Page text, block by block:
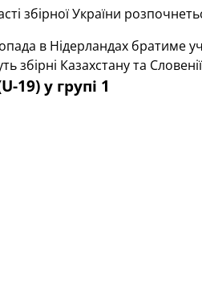
збірної України
в Нідерландах братиме
Казахстану та
19) у групі 1